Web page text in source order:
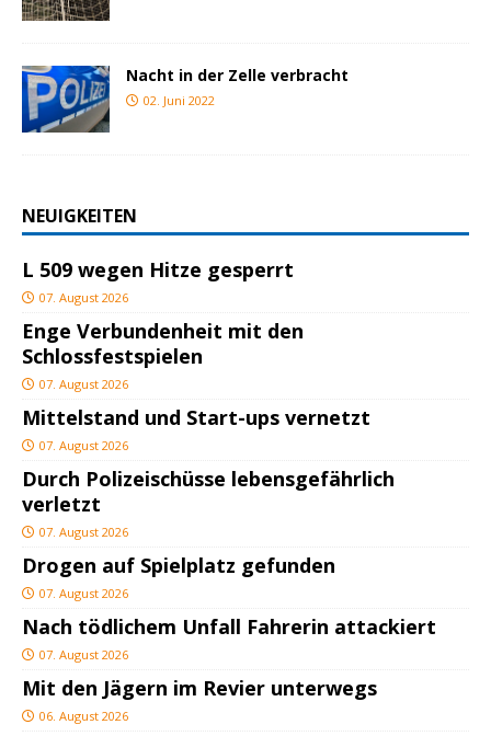
Nacht in der Zelle verbracht
02. Juni 2022
NEUIGKEITEN
L 509 wegen Hitze gesperrt
07. August 2026
Enge Verbundenheit mit den
Schlossfestspielen
07. August 2026
Mittelstand und Start-ups vernetzt
07. August 2026
Durch Polizeischüsse lebensgefährlich
verletzt
07. August 2026
Drogen auf Spielplatz gefunden
07. August 2026
Nach tödlichem Unfall Fahrerin attackiert
07. August 2026
Mit den Jägern im Revier unterwegs
06. August 2026